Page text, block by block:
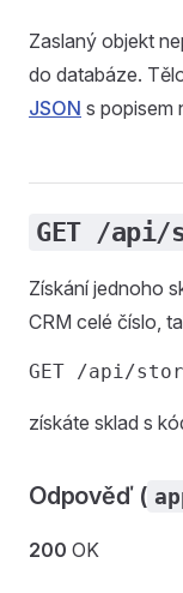
Zaslaný objekt
do databáze.
JSON s popisem
GET /
Získání jednoho
CRM celé číslo,
získáte sklad s
Odpověď (
200 OK